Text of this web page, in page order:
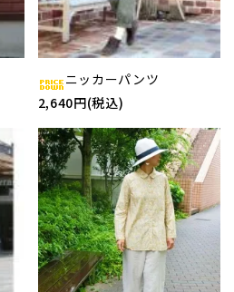
ニッカーパンツ
2,640円(税込)